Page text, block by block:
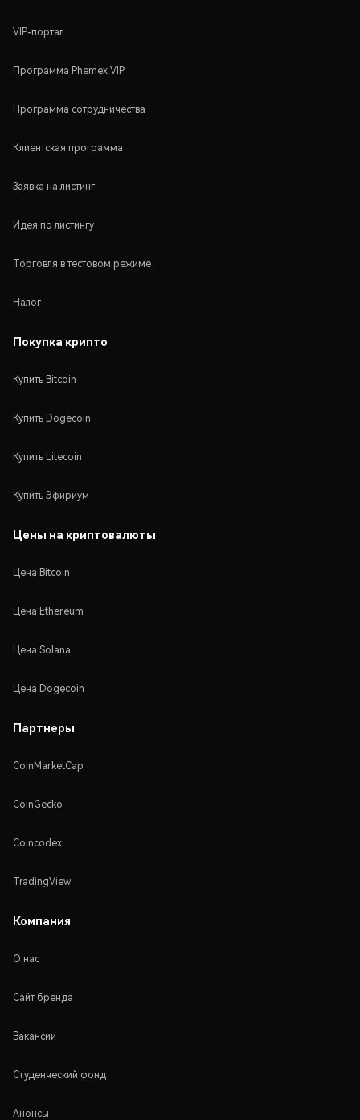
VIP-портал
Программа Phemex VIP
Программа сотрудничества
Клиентская программа
Заявка на листинг
Идея по листингу
Торговля в тестовом режиме
Налог
Покупка крипто
Купить Bitcoin
Купить Dogecoin
Купить Litecoin
Купить Эфириум
Цены на криптовалюты
Цена Bitcoin
Цена Ethereum
Цена Solana
Цена Dogecoin
Партнеры
CoinMarketCap
CoinGecko
Coincodex
TradingView
Компания
О нас
Сайт бренда
Вакансии
Студенческий фонд
Анонсы